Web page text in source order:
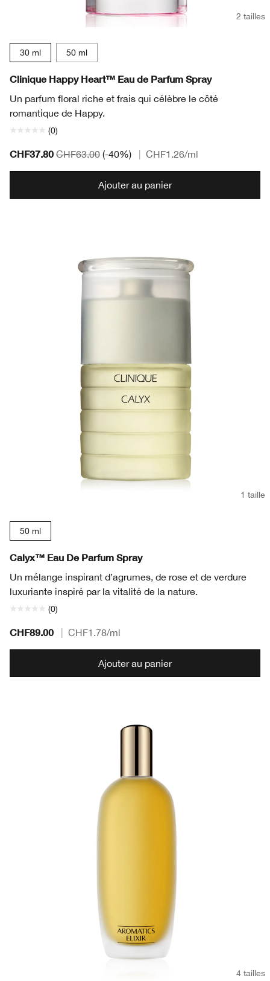
2 tailles
30 ml 50 ml
Clinique Happy Heart™ Eau de Parfum Spray
Un parfum floral riche et frais qui célèbre le côté
romantique de Happy.
(0)
CHF37.80 CHF63.00 (-40%) CHF1.26/ml
Ajouter au panier
1 taille
50 ml
Calyx™ Eau De Parfum Spray
Un mélange inspirant d’agrumes, de rose et de verdure
luxuriante inspiré par la vitalité de la nature.
(0)
CHF89.00 CHF1.78/ml
Ajouter au panier
4 tailles